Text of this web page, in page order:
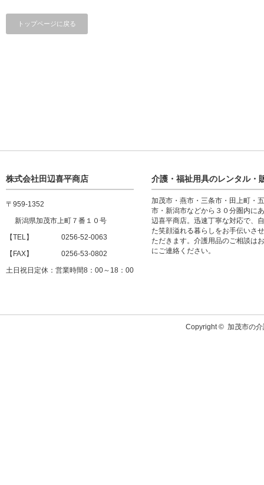
トップページに戻る
株式会社田辺喜平商店
〒959-1352
新潟県加茂市上町７番１０号
【TEL】 0256-52-0063
【FAX】 0256-53-0802
土日祝日定休：営業時間8：00～18：00
介護・福祉用具のレンタル・
加茂市・燕市・三条市・田上町・
市・新潟市などから３０分圏内に
辺喜平商店。迅速丁寧な対応で、
た笑顔溢れる暮らしをお手伝いさ
ただきます。介護用品のご相談は
にご連絡ください。
Copyright © 加茂市の